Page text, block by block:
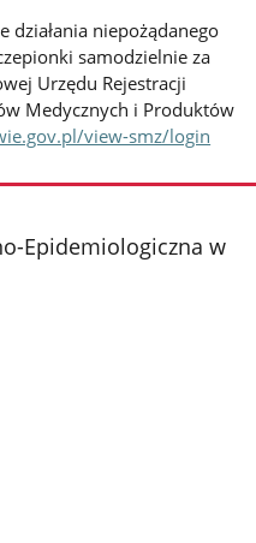
działania niepożądanego
samodzielnie za
Urzędu Rejestracji
Medycznych i Produktów
view-smz/login
Epidemiologiczna w